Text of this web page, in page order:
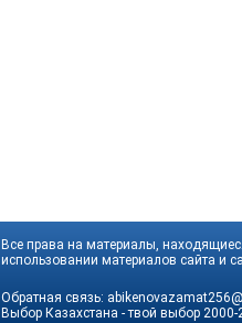
Все права на материалы,
использовании материалов сайта и
Обратная связь:
Выбор Казахстана - твой выбор 2000-